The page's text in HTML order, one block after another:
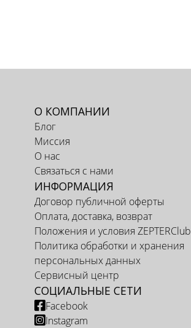
О КОМПАНИИ
Блог
Миссия
О нас
Связаться с нами
ИНФОРМАЦИЯ
Договор публичной оферты
Оплата, доставка, возврат
Положения и условия ZEPTERClub
Политика обработки и хранения
персональных данных
Сервисный центр
СОЦИАЛЬНЫЕ СЕТИ
Facebook
Instagram